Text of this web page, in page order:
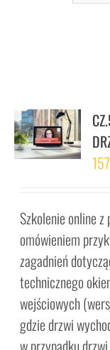
Szkolenie online
omówieniem
zagadnień
technicznego
wejściowych
gdzie drzwi